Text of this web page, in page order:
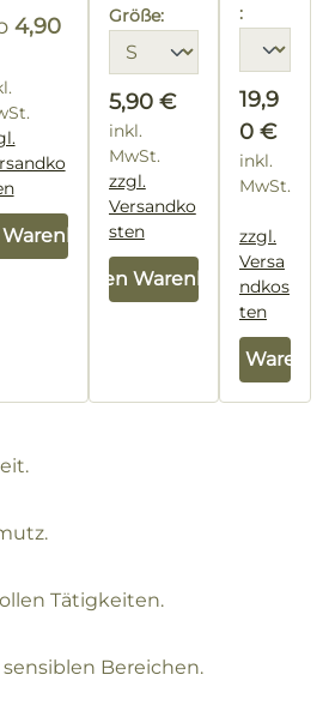
4,90
Preis:
Größe:
Regulärer Preis:
5,90 €
inkl.
MwSt.
zzgl.
Versandko
sten
In den Warenkorb
:
19,9
0 €
inkl.
MwSt.
zzgl.
Versa
ndkos
ten
In den
Tätigkeiten.
Bereichen.